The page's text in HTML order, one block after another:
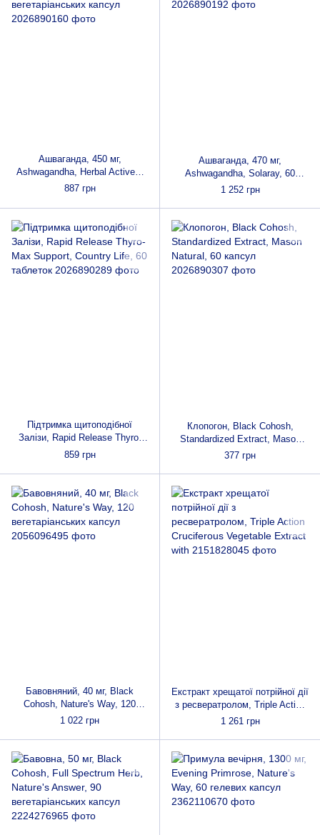
Ашваганда, 450 мг,
Ashwagandha, Herbal Actives,
Natures Plus, 60
887 грн
Ашваганда, 470 мг,
Ashwagandha, Solaray, 60
вегетаріанських капсул
1 252 грн
Підтримка щитоподібної
Залізи, Rapid Release Thyro-
Max Support, Country Life, 60
таблеток
859 грн
Клопогон, Black Cohosh,
Standardized Extract, Mason
Natural, 60 капсул
377 грн
Бавовняний, 40 мг, Black
Cohosh, Nature's Way, 120
вегетаріанських капсул
1 022 грн
Екстракт хрещатої потрійної дії
з ресвератролом, Triple Action
Cruciferous Vegetable Extract
1 261 грн